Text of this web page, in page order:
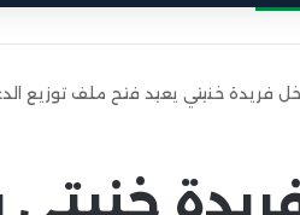
فريدة خنيتي يعيد فتح ملف توزيع